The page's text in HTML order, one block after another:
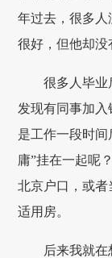
年过去，很多
很好，但他却没
很多人毕业
发现有同事加
是工作一段时
庸”挂在一起呢
北京户口，或
适用房。
后来我就